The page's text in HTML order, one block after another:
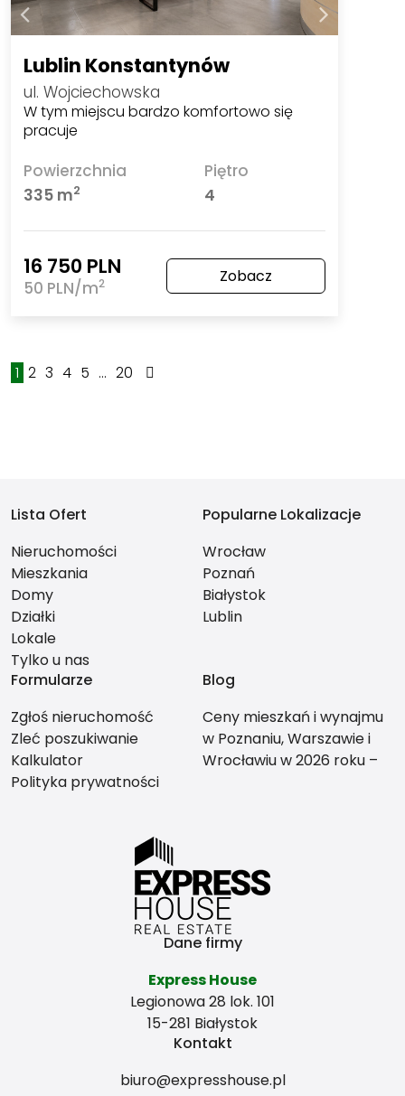
Lublin Konstantynów
ul. Wojciechowska
W tym miejscu bardzo komfortowo się
pracuje
Powierzchnia
335 m2
Piętro
4
16 750 PLN
50 PLN/m2 Zobacz
1 2 3 4 5 ... 20
Lista Ofert
Nieruchomości
Mieszkania
Domy
Działki
Lokale
Tylko u nas
Popularne Lokalizacje
Wrocław
Poznań
Białystok
Lublin
Formularze
Zgłoś nieruchomość
Zleć poszukiwanie
Kalkulator
Polityka prywatności
Blog
Ceny mieszkań i wynajmu
w Poznaniu, Warszawie i
Wrocławiu w 2026 roku –
Dane firmy
Express House
Legionowa 28 lok. 101
15-281 Białystok
Kontakt
biuro@expresshouse.pl